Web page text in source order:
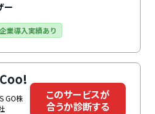
ー
業導入実績あり
GO株
このサービスが
合うか診断する